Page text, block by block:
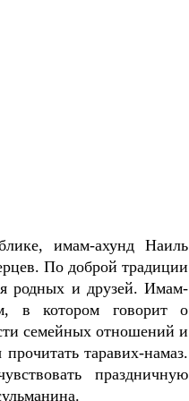
имам-ахунд Наиль
По доброй традиции
родных и друзей. Имам-
в котором говорит о
семейных отношений и
таравих-намаз.
праздничную